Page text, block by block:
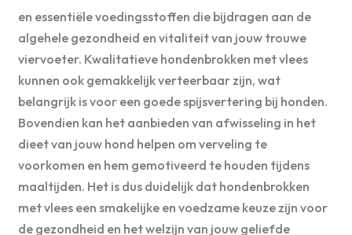
en essentiële voedingsstoffen die bijdragen aan de
algehele gezondheid en vitaliteit van jouw trouwe
viervoeter. Kwalitatieve hondenbrokken met vlees
kunnen ook gemakkelijk verteerbaar zijn, wat
belangrijk is voor een goede spijsvertering bij honden.
Bovendien kan het aanbieden van afwisseling in het
dieet van jouw hond helpen om verveling te
voorkomen en hem gemotiveerd te houden tijdens
maaltijden. Het is dus duidelijk dat hondenbrokken
met vlees een smakelijke en voedzame keuze zijn voor
de gezondheid en het welzijn van jouw geliefde